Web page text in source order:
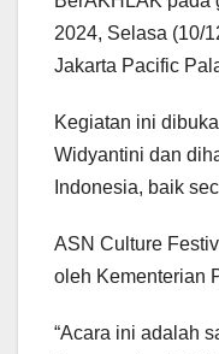
2024, Selasa (10/
Jakarta Pacific
Kegiatan ini
Widyantini dan
Indonesia, baik
ASN Culture
oleh Kementerian
“Acara ini adalah